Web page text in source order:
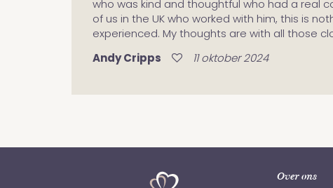
who was kind and thoughtful who had a real
of us in the UK who worked with him, this is
experienced. My thoughts are with all those
Andy Cripps 11 oktober 2024
Over ons